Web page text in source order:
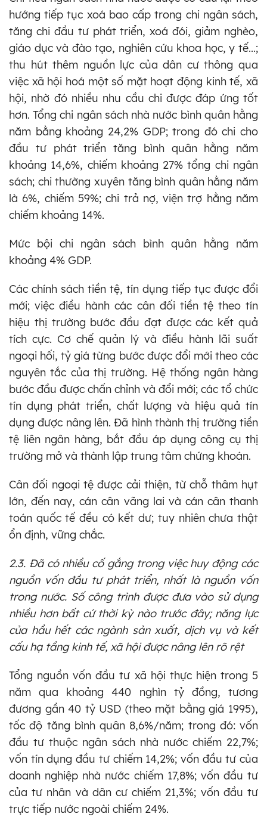
hướng tiếp tục xoá bao cấp trong chi ngân sách,
tăng chi đầu tư phát triển, xoá đói, giảm nghèo,
giáo dục và đào tạo, nghiên cứu khoa học, y tế...;
thu hút thêm nguồn lực của dân cư thông qua
việc xã hội hoá một số mặt hoạt động kinh tế, xã
hội, nhờ đó nhiều nhu cầu chi được đáp ứng tốt
hơn. Tổng chi ngân sách nhà nước bình quân hằng
năm bằng khoảng 24,2% GDP; trong đó chi cho
đầu tư phát triển tăng bình quân hằng năm
khoảng 14,6%, chiếm khoảng 27% tổng chi ngân
sách; chi thường xuyên tăng bình quân hằng năm
là 6%, chiếm 59%; chi trả nợ, viện trợ hằng năm
chiếm khoảng 14%.
Mức bội chi ngân sách bình quân hằng năm
khoảng 4% GDP.
Các chính sách tiền tệ, tín dụng tiếp tục được đổi
mới; việc điều hành các cân đối tiền tệ theo tín
hiệu thị trường bước đầu đạt được các kết quả
tích cực. Cơ chế quản lý và điều hành lãi suất
ngoại hối, tỷ giá từng bước được đổi mới theo các
nguyên tắc của thị trường. Hệ thống ngân hàng
bước đầu được chấn chỉnh và đổi mới; các tổ chức
tín dụng phát triển, chất lượng và hiệu quả tín
dụng được nâng lên. Đã hình thành thị trường tiền
tệ liên ngân hàng, bắt đầu áp dụng công cụ thị
trường mở và thành lập trung tâm chứng khoán.
Cân đối ngoại tệ được cải thiện, từ chỗ thâm hụt
lớn, đến nay, cán cân vãng lai và cán cân thanh
toán quốc tế đều có kết dư; tuy nhiên chưa thật
ổn định, vững chắc.
2.3. Đã có nhiều cố gắng trong việc huy động các
nguồn vốn đầu tư phát triển, nhất là nguồn vốn
trong nước. Số công trình được đưa vào sử dụng
nhiều hơn bất cứ thời kỳ nào trước đây; năng lực
của hầu hết các ngành sản xuất, dịch vụ và kết
cấu hạ tầng kinh tế, xã hội được nâng lên rõ rệt
Tổng nguồn vốn đầu tư xã hội thực hiện trong 5
năm qua khoảng 440 nghìn tỷ đồng, tương
đương gần 40 tỷ USD (theo mặt bằng giá 1995),
tốc độ tăng bình quân 8,6%/năm; trong đó: vốn
đầu tư thuộc ngân sách nhà nước chiếm 22,7%;
vốn tín dụng đầu tư chiếm 14,2%; vốn đầu tư của
doanh nghiệp nhà nước chiếm 17,8%; vốn đầu tư
của tư nhân và dân cư chiếm 21,3%; vốn đầu tư
trực tiếp nước ngoài chiếm 24%.